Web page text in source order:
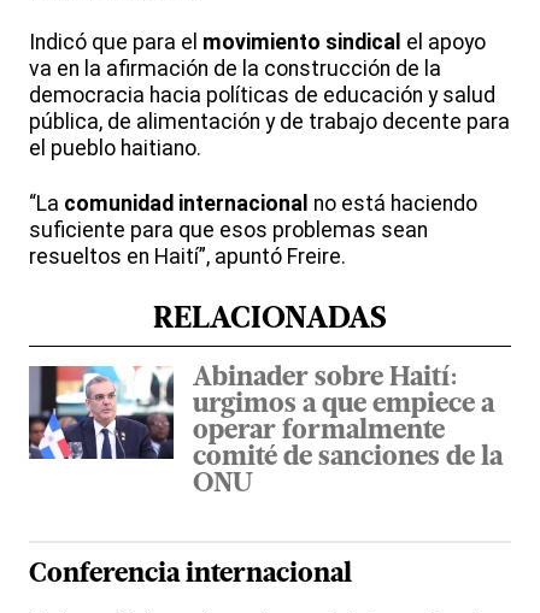
Indicó que para el movimiento sindical el apoyo
va en la afirmación de la construcción de la
democracia hacia políticas de educación y salud
pública, de alimentación y de trabajo decente para
el pueblo haitiano.
“La comunidad internacional no está haciendo
suficiente para que esos problemas sean
resueltos en Haití”, apuntó Freire.
RELACIONADAS
Abinader sobre Haití:
urgimos a que empiece a
operar formalmente
comité de sanciones de la
ONU
Conferencia internacional